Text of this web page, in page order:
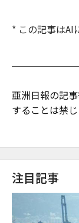
* この記事はAI
亜洲日報の記
することは禁じ
注目記事